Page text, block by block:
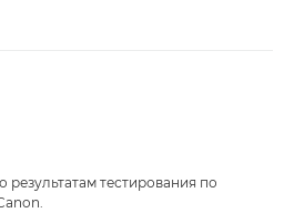
тестирования по